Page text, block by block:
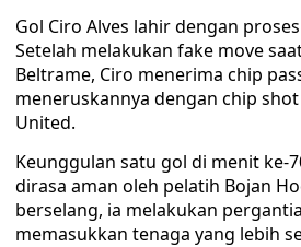
Gol Ciro Alves lahir dengan
Setelah melakukan fake move
Beltrame, Ciro menerima chip
meneruskannya dengan chip
United.
Keunggulan satu gol di menit ke-
dirasa aman oleh pelatih Bojan
berselang, ia melakukan
memasukkan tenaga yang lebih